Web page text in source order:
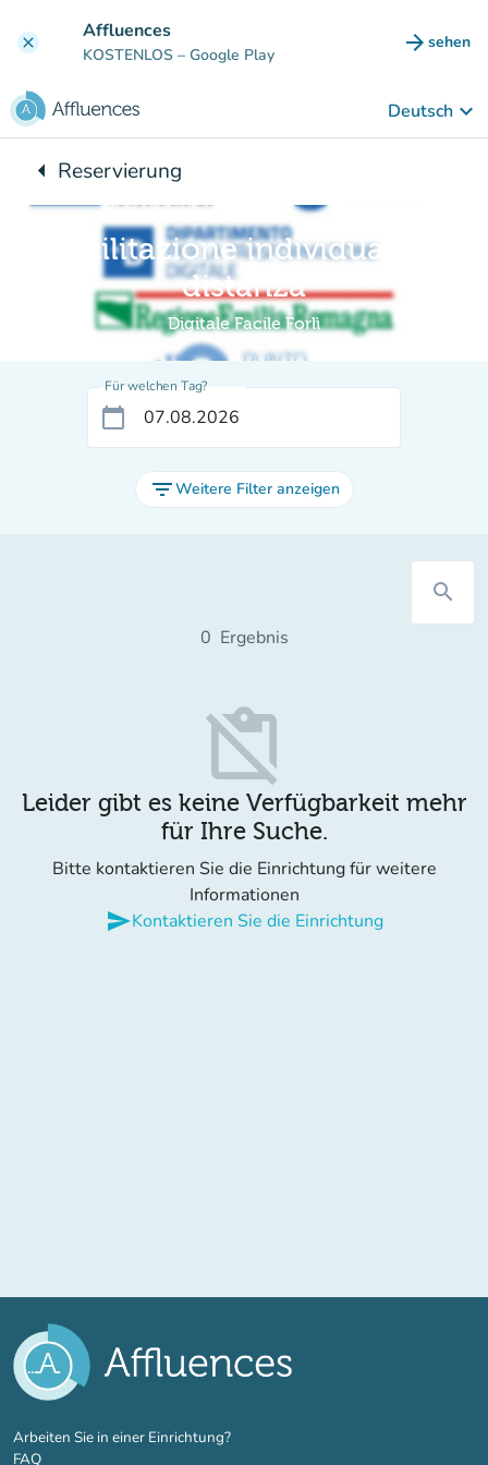
clear Affluences
KOSTENLOS – Google Play arrow_forward sehen
(new
Deutsch keyboard_arrow_down
arrow_leftZurück zu:
Reservierung
Facilitazione individuale a
distanza
Digitale Facile Forlì
Für welchen Tag?
calendar_today
filter_listWeitere Filter anzeigen
search
0 Ergebnis
content_paste_off
Leider gibt es keine Verfügbarkeit mehr
für Ihre Suche.
Bitte kontaktieren Sie die Einrichtung für weitere
Informationen
sendKontaktieren Sie die Einrichtung
Arbeiten Sie in einer Einrichtung?(new tab)
FAQ